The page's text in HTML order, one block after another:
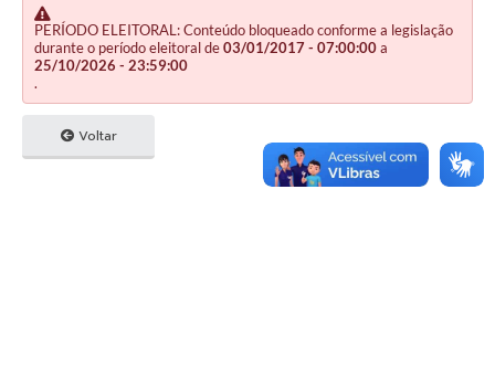
PERÍODO ELEITORAL: Conteúdo bloqueado conforme a legislação
durante o período eleitoral de03/01/2017 - 07:00:00a
25/10/2026 - 23:59:00
.
Voltar